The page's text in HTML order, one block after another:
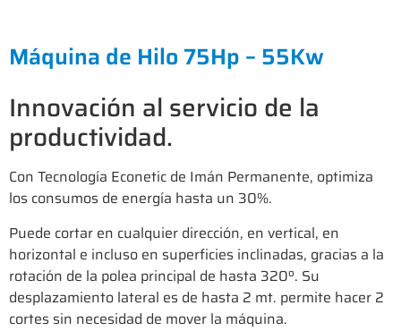
Máquina de Hilo 75Hp – 55Kw
Innovación al servicio de la
productividad.
Con Tecnología Econetic de Imán Permanente, optimiza
los consumos de energía hasta un 30%.
Puede cortar en cualquier dirección, en vertical, en
horizontal e incluso en superficies inclinadas, gracias a la
rotación de la polea principal de hasta 320º. Su
desplazamiento lateral es de hasta 2 mt. permite hacer 2
cortes sin necesidad de mover la máquina.